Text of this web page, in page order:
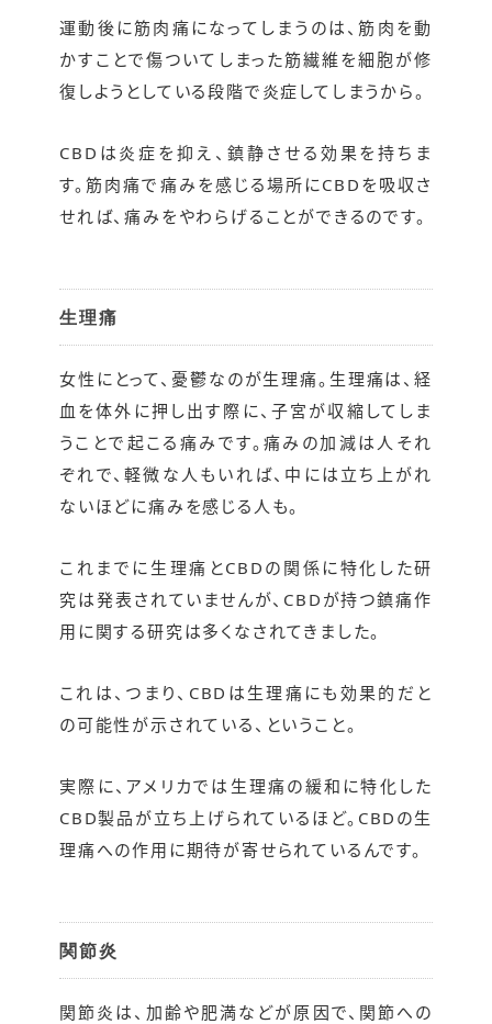
運動後に筋肉痛になってしまうのは、筋肉を動
かすことで傷ついてしまった筋繊維を細胞が修
復しようとしている段階で炎症してしまうから。
CBDは炎症を抑え、鎮静させる効果を持ちま
す。筋肉痛で痛みを感じる場所にCBDを吸収さ
せれば、痛みをやわらげることができるのです。
生理痛
女性にとって、憂鬱なのが生理痛。生理痛は、経
血を体外に押し出す際に、子宮が収縮してしま
うことで起こる痛みです。痛みの加減は人それ
ぞれで、軽微な人もいれば、中には立ち上がれ
ないほどに痛みを感じる人も。
これまでに生理痛とCBDの関係に特化した研
究は発表されていませんが、CBDが持つ鎮痛作
用に関する研究は多くなされてきました。
これは、つまり、CBDは生理痛にも効果的だと
の可能性が示されている、ということ。
実際に、アメリカでは生理痛の緩和に特化した
CBD製品が立ち上げられているほど。CBDの生
理痛への作用に期待が寄せられているんです。
関節炎
関節炎は、加齢や肥満などが原因で、関節への